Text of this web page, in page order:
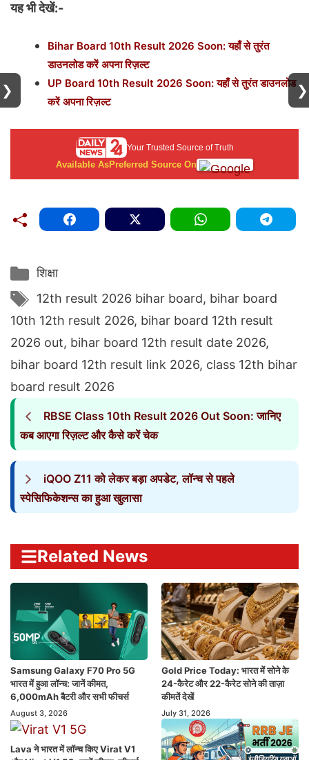
यह भी देखें:-
Bihar Board 10th Result 2026 Soon: यहाँ से तुरंत
डाउनलोड करें अपना रिज़ल्ट
UP Board 10th Result 2026 Soon: यहाँ से तुरंत डाउनलोड
करें अपना रिज़ल्ट
Your Trusted Source of Truth
Available AsPreferred Source On
Categories
शिक्षा
Tags
12th result 2026 bihar board, bihar board
10th 12th result 2026, bihar board 12th result
2026 out, bihar board 12th result date 2026,
bihar board 12th result link 2026, class 12th bihar
board result 2026
RBSE Class 10th Result 2026 Out Soon: जानिए
कब आएगा रिज़ल्ट और कैसे करें चेक
iQOO Z11 को लेकर बड़ा अपडेट, लॉन्च से पहले
स्पेसिफिकेशन्स का हुआ खुलासा
Related News
Samsung Galaxy F70 Pro 5G
भारत में हुआ लॉन्च: जानें कीमत,
6,000mAh बैटरी और सभी फीचर्स
August 3, 2026
Gold Price Today: भारत में सोने के
24-कैरेट और 22-कैरेट सोने की ताज़ा
कीमतें देखें
July 31, 2026
Lava ने भारत में लॉन्च किए Virat V1
❯ ❯